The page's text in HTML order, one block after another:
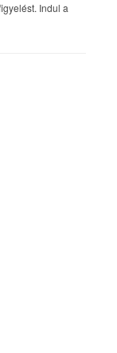
Indul a